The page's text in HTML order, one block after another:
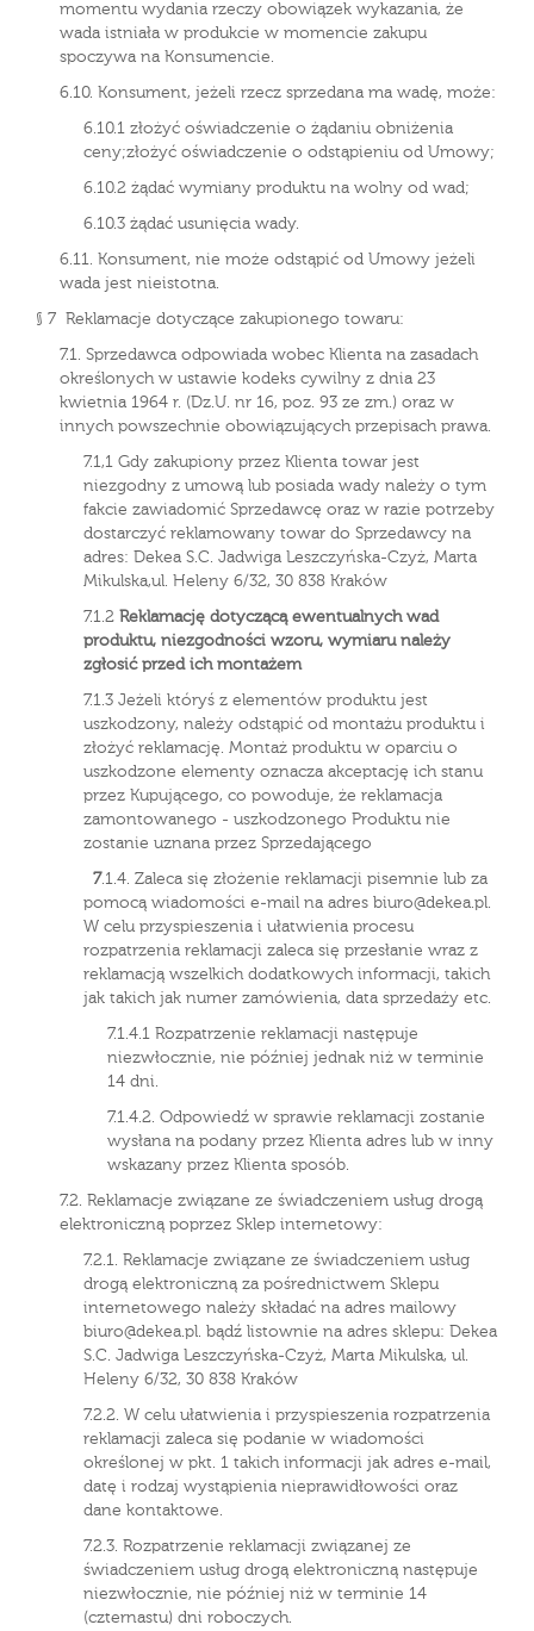
momentu wydania rzeczy obowiązek wykazania, że
wada istniała w produkcie w momencie zakupu
spoczywa na Konsumencie.
6.10. Konsument, jeżeli rzecz sprzedana ma wadę, może:
6.10.1 złożyć oświadczenie o żądaniu obniżenia
ceny;złożyć oświadczenie o odstąpieniu od Umowy;
6.10.2 żądać wymiany produktu na wolny od wad;
6.10.3 żądać usunięcia wady.
6.11. Konsument, nie może odstąpić od Umowy jeżeli
wada jest nieistotna.
§ 7 Reklamacje dotyczące zakupionego towaru:
7.1. Sprzedawca odpowiada wobec Klienta na zasadach
określonych w ustawie kodeks cywilny z dnia 23
kwietnia 1964 r. (Dz.U. nr 16, poz. 93 ze zm.) oraz w
innych powszechnie obowiązujących przepisach prawa.
7.1,1 Gdy zakupiony przez Klienta towar jest
niezgodny z umową lub posiada wady należy o tym
fakcie zawiadomić Sprzedawcę oraz w razie potrzeby
dostarczyć reklamowany towar do Sprzedawcy na
adres: Dekea S.C. Jadwiga Leszczyńska-Czyż, Marta
Mikulska,ul. Heleny 6/32, 30 838 Kraków
7.1.2 Reklamację dotyczącą ewentualnych wad
produktu, niezgodności wzoru, wymiaru należy
zgłosić przed ich montażem
7.1.3 Jeżeli któryś z elementów produktu jest
uszkodzony, należy odstąpić od montażu produktu i
złożyć reklamację. Montaż produktu w oparciu o
uszkodzone elementy oznacza akceptację ich stanu
przez Kupującego, co powoduje, że reklamacja
zamontowanego - uszkodzonego Produktu nie
zostanie uznana przez Sprzedającego
7.1.4. Zaleca się złożenie reklamacji pisemnie lub za
pomocą wiadomości e-mail na adres biuro@dekea.pl.
W celu przyspieszenia i ułatwienia procesu
rozpatrzenia reklamacji zaleca się przesłanie wraz z
reklamacją wszelkich dodatkowych informacji, takich
jak takich jak numer zamówienia, data sprzedaży etc.
7.1.4.1 Rozpatrzenie reklamacji następuje
niezwłocznie, nie później jednak niż w terminie
14 dni.
7.1.4.2. Odpowiedź w sprawie reklamacji zostanie
wysłana na podany przez Klienta adres lub w inny
wskazany przez Klienta sposób.
7.2. Reklamacje związane ze świadczeniem usług drogą
elektroniczną poprzez Sklep internetowy:
7.2.1. Reklamacje związane ze świadczeniem usług
drogą elektroniczną za pośrednictwem Sklepu
internetowego należy składać na adres mailowy
biuro@dekea.pl. bądź listownie na adres sklepu: Dekea
S.C. Jadwiga Leszczyńska-Czyż, Marta Mikulska, ul.
Heleny 6/32, 30 838 Kraków
7.2.2. W celu ułatwienia i przyspieszenia rozpatrzenia
reklamacji zaleca się podanie w wiadomości
określonej w pkt. 1 takich informacji jak adres e-mail,
datę i rodzaj wystąpienia nieprawidłowości oraz
dane kontaktowe.
7.2.3. Rozpatrzenie reklamacji związanej ze
świadczeniem usług drogą elektroniczną następuje
niezwłocznie, nie później niż w terminie 14
(czternastu) dni roboczych.